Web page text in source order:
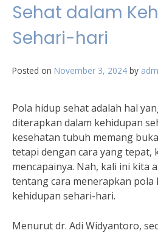
Sehat dalam
Sehari-hari
Posted on November 3, 2024 by
Pola hidup sehat adalah hal
diterapkan dalam kehidupan
kesehatan tubuh memang
tetapi dengan cara yang tepat,
mencapainya. Nah, kali ini kita
tentang cara menerapkan pola
kehidupan sehari-hari.
Menurut dr. Adi Widyantoro,